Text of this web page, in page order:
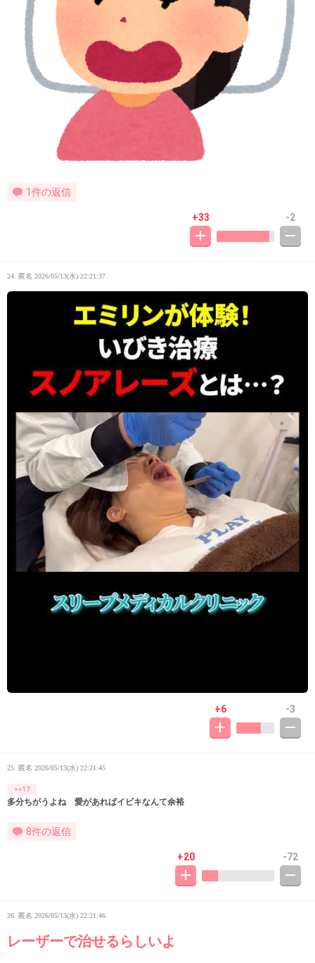
1件の返信
+33 -2
24. 匿名 2026/05/13(水) 22:21:37
+6 -3
25. 匿名 2026/05/13(水) 22:21:45
>>17
多分ちがうよね 愛があればイビキなんて余裕
8件の返信
+20 -72
26. 匿名 2026/05/13(水) 22:21:46
レーザーで治せるらしいよ